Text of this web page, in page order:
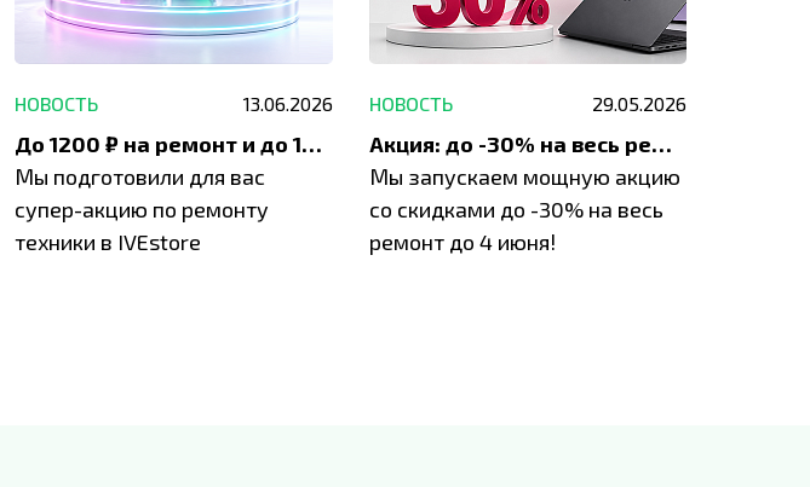
НОВОСТЬ 13.06.2026
До 1200 ₽ на ремонт и до 1500 ₽ на покупку техники Apple
Мы подготовили для вас
супер-акцию по ремонту
техники в IVEstore
НОВОСТЬ 29.05.2026
Акция: до -30% на весь ремонт техники Apple
Мы запускаем мощную акцию
со скидками до -30% на весь
ремонт до 4 июня!